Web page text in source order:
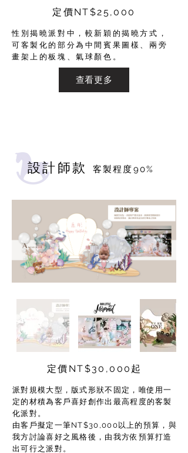
定價NT$25,000
性別揭曉派對中，較新穎的揭曉方式，
可客製化的部分為中間賓果圖樣、兩旁
畫架上的板塊、氣球顏色。
查看更多
​設計師款 客製程度90%
定價NT$30,000起
派對規模大型，版式形狀不固定，唯使用一
定的材積為客戶喜好創作出最高程度的客製
化派對。
由客戶擬定一筆NT$30,000以上的預算，與
我方討論喜好之風格後，由我方依預算打造
出可行之派對。